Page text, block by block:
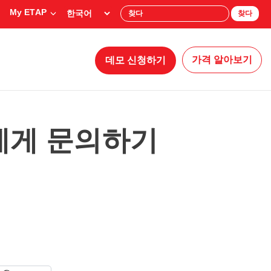
My ETAP 찾다
데모 신청하기 가격 알아보기
문의하기